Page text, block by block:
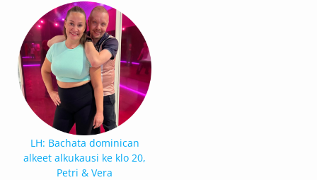
LH: Bachata dominican
alkeet alkukausi ke klo 20,
Petri & Vera